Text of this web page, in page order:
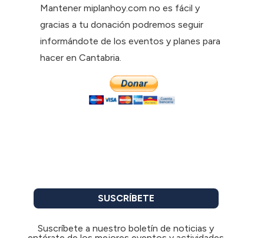
Mantener miplanhoy.com no es fácil y
gracias a tu donación podremos seguir
informándote de los eventos y planes para
hacer en Cantabria.
SUSCRÍBETE
Suscríbete a nuestro boletín de noticias y